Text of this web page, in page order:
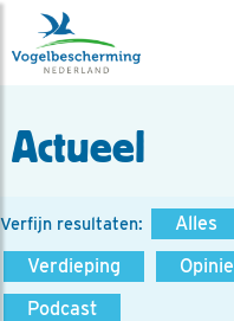
Actueel
Verfijn resultaten: Alles
Verdieping
Opinie
Podcast